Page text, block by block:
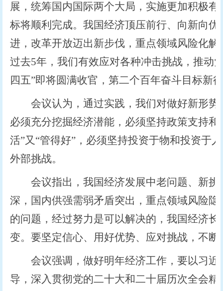
展，统筹国内国际两个大局，实施更加积极
标将顺利完成。我国经济顶压前行、向新向
进，改革开放迈出新步伐，重点领域风险化
过去5年，我们有效应对各种冲击挑战，推动
四五”即将圆满收官，第二个百年奋斗目标新
会议认为，通过实践，我们对做好新形势
必须充分挖掘经济潜能，必须坚持政策支持
活”又“管得好”，必须坚持投资于物和投资于
外部挑战。
会议指出，我国经济发展中老问题、新挑
深，国内供强需弱矛盾突出，重点领域风险
的问题，经过努力是可以解决的，我国经济
变。要坚定信心、用好优势、应对挑战，不
会议强调，做好明年经济工作，要以习近
导，深入贯彻党的二十大和二十届历次全会